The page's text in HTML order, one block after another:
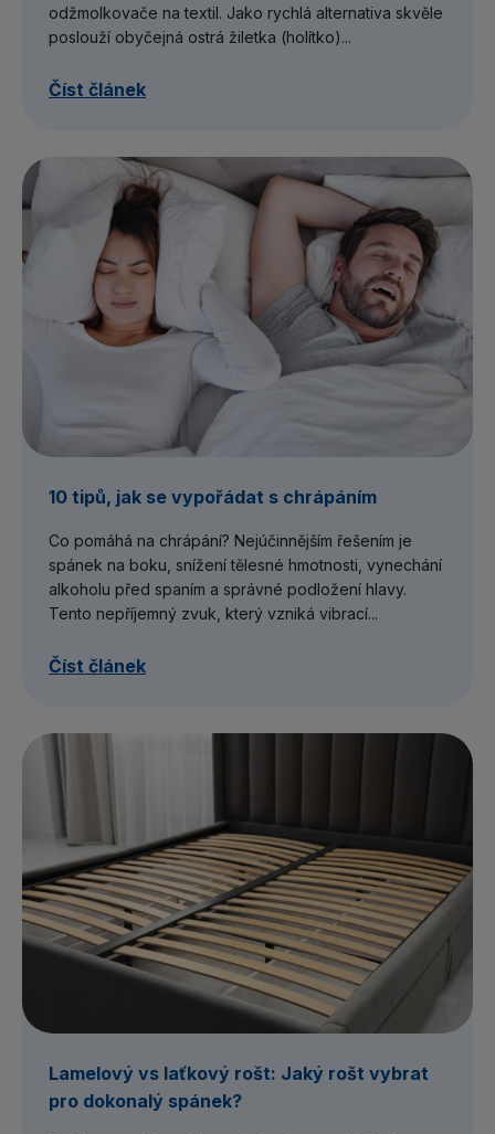
odžmolkovače na textil. Jako rychlá alternativa skvěle
poslouží obyčejná ostrá žiletka (holítko)...
Číst článek
10 tipů, jak se vypořádat s chrápáním
Co pomáhá na chrápání? Nejúčinnějším řešením je
spánek na boku, snížení tělesné hmotnosti, vynechání
alkoholu před spaním a správné podložení hlavy.
Tento nepříjemný zvuk, který vzniká vibrací...
Číst článek
Lamelový vs laťkový rošt: Jaký rošt vybrat
pro dokonalý spánek?